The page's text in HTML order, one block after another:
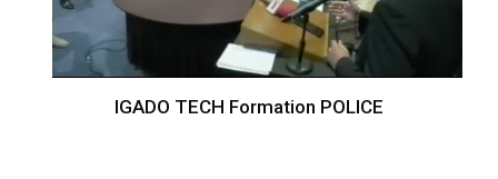
IGADO TECH Formation POLICE